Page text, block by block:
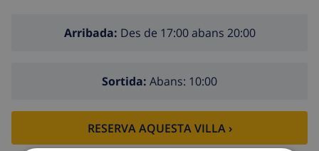
Arribada: Des de 17:00 abans 20:00
Sortida: Abans: 10:00
RESERVA AQUESTA VILLA ›